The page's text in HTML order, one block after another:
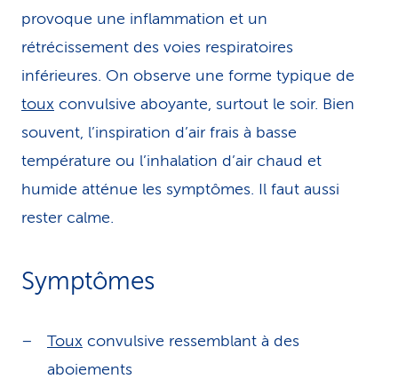
provoque une inflammation et un
rétrécissement des voies respiratoires
inférieures. On observe une forme typique de
toux convulsive aboyante, surtout le soir. Bien
souvent, l’inspiration d’air frais à basse
température ou l’inhalation d’air chaud et
humide atténue les symptômes. Il faut aussi
rester calme.
Symptômes
Toux convulsive ressemblant à des
aboiements